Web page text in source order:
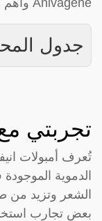
جدول
تجربتي
تُعرف أمبولات
الدموية
الشعر وتزيد من
بعض تجارب